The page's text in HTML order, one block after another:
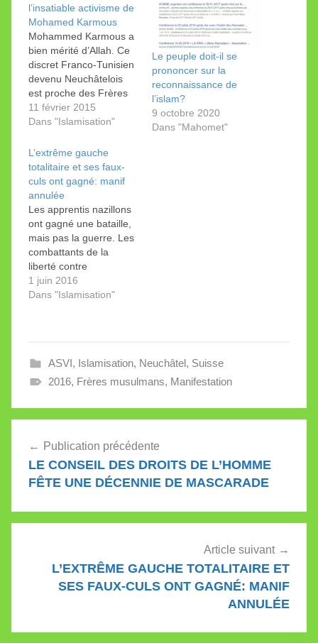
l’insatiable activisme de
Mohamed Karmous
Mohammed Karmous a
bien mérité d’Allah. Ce
discret Franco-Tunisien
devenu Neuchâtelois
est proche des Frères
musulmans. Il anime et
a créé une dizaine
islamiques. En juin
dernier, Mohamed
Karmous reçoit un
chèque de 140.000
dollars des mains de
l’ambassadeur du
Koweït en Suisse Bader
Al-Tunaib (cf photo).
L’agence koweitienne…
11 février 2015
Dans "Islamisation"
Le peuple doit-il se
prononcer sur la
reconnaissance de
l’islam?
9 octobre 2020
Dans "Mahomet"
L’extrême gauche
totalitaire et ses faux-
culs ont gagné: manif
annulée
Les apprentis nazillons
ont gagné une bataille,
mais pas la guerre. Les
combattants de la
liberté contre
l’islamisme reviendront
à la charge.
1 juin 2016
Dans "Islamisation"
ASVI, Islamisation, Neuchâtel, Suisse
2016, Frères musulmans, Manifestation
de
l’article
Publication précédente
LE CONSEIL DES DROITS DE L’HOMME
FÊTE UNE DÉCENNIE DE MASCARADE
Article suivant
L’EXTRÊME GAUCHE TOTALITAIRE ET
SES FAUX-CULS ONT GAGNÉ: MANIF
ANNULÉE